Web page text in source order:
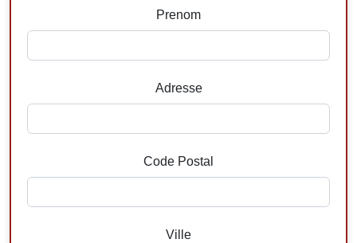
Prenom
Adresse
Code Postal
Ville